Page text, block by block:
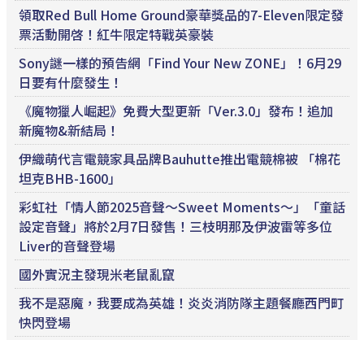
領取Red Bull Home Ground豪華獎品的7-Eleven限定發
票活動開啓！紅牛限定特戰英豪裝
Sony謎一樣的預告網「Find Your New ZONE」！6月29
日要有什麼發生！
《魔物獵人崛起》免費大型更新「Ver.3.0」發布！追加
新魔物&新結局！
伊織萌代言電競家具品牌Bauhutte推出電競棉被 「棉花
坦克BHB-1600」
彩虹社「情人節2025音聲～Sweet Moments～」「童話
設定音聲」將於2月7日發售！三枝明那及伊波雷等多位
Liver的音聲登場
國外實況主發現米老鼠亂竄
我不是惡魔，我要成為英雄！炎炎消防隊主題餐廳西門町
快閃登場